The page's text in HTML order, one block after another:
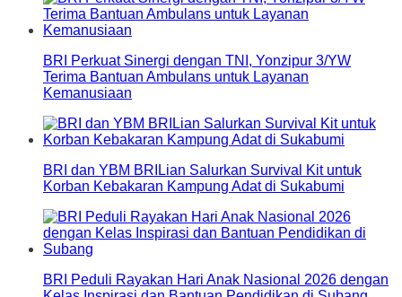
BRI Perkuat Sinergi dengan TNI, Yonzipur 3/YW
Terima Bantuan Ambulans untuk Layanan
Kemanusiaan
BRI dan YBM BRILian Salurkan Survival Kit untuk
Korban Kebakaran Kampung Adat di Sukabumi
BRI Peduli Rayakan Hari Anak Nasional 2026 dengan